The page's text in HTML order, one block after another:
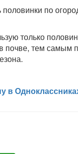
по
только
почве, тем
в